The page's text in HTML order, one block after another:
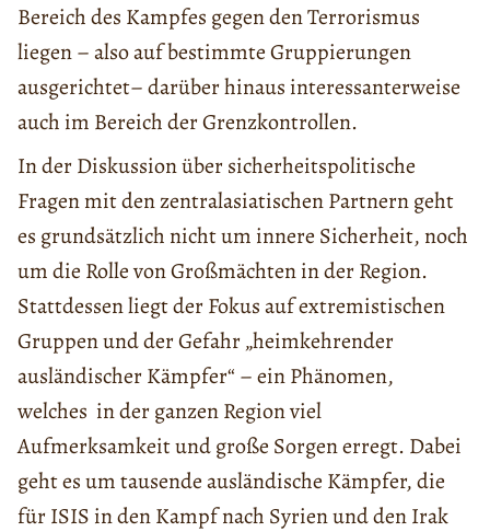
Bereich des Kampfes gegen den Terrorismus
liegen – also auf bestimmte Gruppierungen
ausgerichtet– darüber hinaus interessanterweise
auch im Bereich der Grenzkontrollen.
In der Diskussion über sicherheitspolitische
Fragen mit den zentralasiatischen Partnern geht
es grundsätzlich nicht um innere Sicherheit, noch
um die Rolle von Großmächten in der Region.
Stattdessen liegt der Fokus auf extremistischen
Gruppen und der Gefahr „heimkehrender
ausländischer Kämpfer“ – ein Phänomen,
welches in der ganzen Region viel
Aufmerksamkeit und große Sorgen erregt. Dabei
geht es um tausende ausländische Kämpfer, die
für ISIS in den Kampf nach Syrien und den Irak